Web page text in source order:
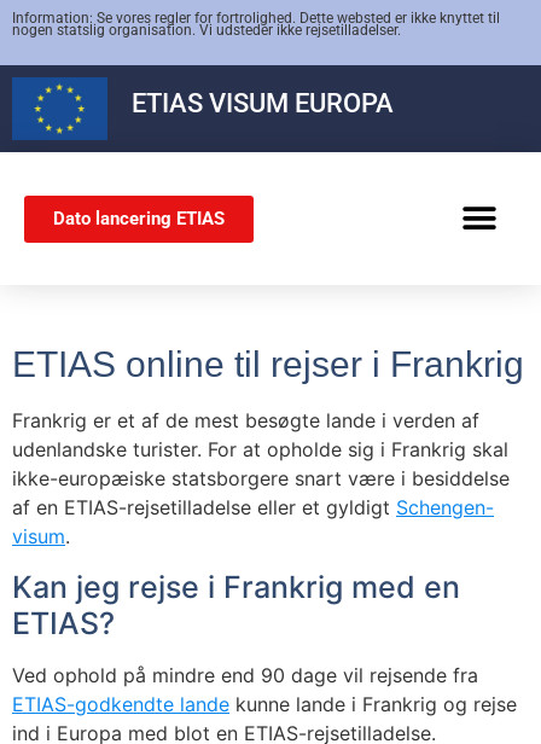
Information: Se vores regler for fortrolighed. Dette websted er ikke knyttet til
nogen statslig organisation. Vi udsteder ikke rejsetilladelser.
ETIASVISUM EUROPA
Dato lancering ETIAS
ETIAS online til rejser i Frankrig
Frankrig er et af de mest besøgte lande i verden af
udenlandske turister. For at opholde sig i Frankrig skal
ikke-europæiske statsborgere snart være i besiddelse
af en ETIAS-rejsetilladelse eller et gyldigt Schengen-
visum.
Kan jeg rejse i Frankrig med en
ETIAS?
Ved ophold på mindre end 90 dage vil rejsende fra
ETIAS-godkendte lande kunne lande i Frankrig og rejse
ind i Europa med blot en ETIAS-rejsetilladelse.